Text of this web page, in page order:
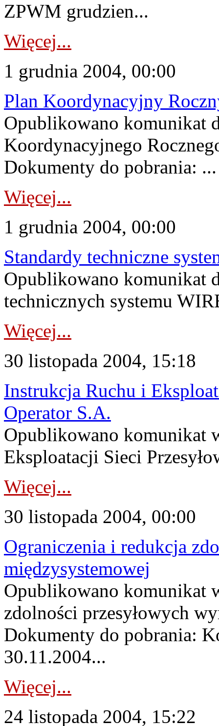
ZPWM grudzien...
Więcej...
1 grudnia 2004, 00:00
Plan Koordynacyjny
Opublikowano komunikat
Koordynacyjnego
Dokumenty do pobrania: ...
Więcej...
1 grudnia 2004, 00:00
Standardy techniczne
Opublikowano komunikat
technicznych systemu
Więcej...
30 listopada 2004, 15:18
Instrukcja Ruchu i
Operator S.A.
Opublikowano komunikat
Eksploatacji Sieci
Więcej...
30 listopada 2004, 00:00
Ograniczenia i redukcja
międzysystemowej
Opublikowano komunikat
zdolności przesyłowych
Dokumenty do pobrania:
30.11.2004...
Więcej...
24 listopada 2004, 15:22